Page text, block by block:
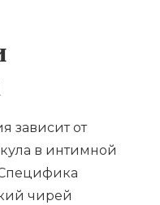
зависит от
в интимной
чирей